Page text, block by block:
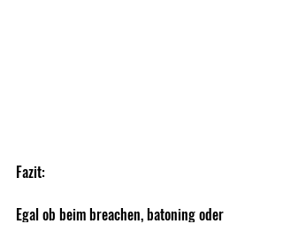
Fazit:
Egal ob beim breachen, batoning oder